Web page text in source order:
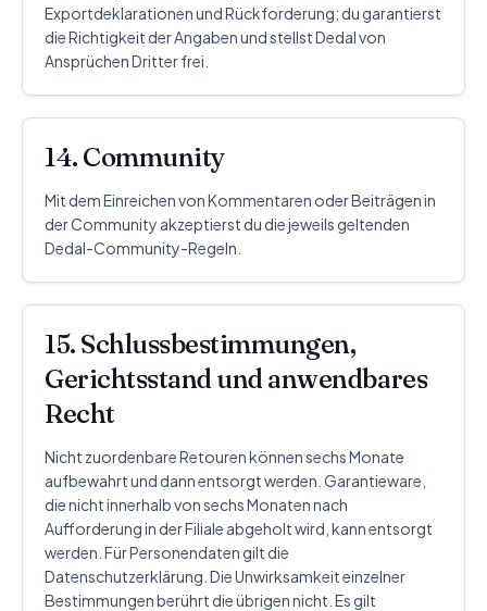
Exportdeklarationen und Rückforderung; du garantierst
die Richtigkeit der Angaben und stellst Dedal von
Ansprüchen Dritter frei.
14. Community
Mit dem Einreichen von Kommentaren oder Beiträgen in
der Community akzeptierst du die jeweils geltenden
Dedal-Community-Regeln.
15. Schlussbestimmungen,
Gerichtsstand und anwendbares
Recht
Nicht zuordenbare Retouren können sechs Monate
aufbewahrt und dann entsorgt werden. Garantieware,
die nicht innerhalb von sechs Monaten nach
Aufforderung in der Filiale abgeholt wird, kann entsorgt
werden. Für Personendaten gilt die
Datenschutzerklärung. Die Unwirksamkeit einzelner
Bestimmungen berührt die übrigen nicht. Es gilt